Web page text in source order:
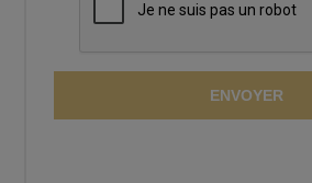
ENVOYER